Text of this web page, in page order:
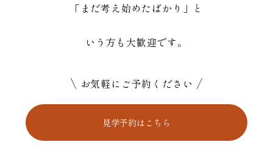
「まだ考え始めたばかり」と
いう方も大歓迎です。
お気軽にご予約ください
見学予約はこちら